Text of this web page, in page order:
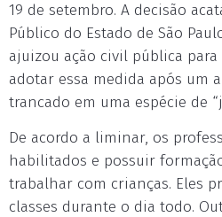
19 de setembro. A decisão
Público do Estado de São
ajuizou ação civil pública
adotar essa medida após um
trancado em uma espécie de
De acordo a liminar, os
habilitados e possuir
trabalhar com crianças. Eles
classes durante o dia todo.